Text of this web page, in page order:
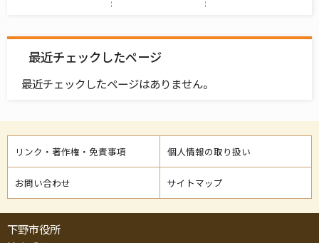
最近チェックしたページ
最近チェックしたページはありません。
リンク・著作権・免責事項 個人情報の取り扱い
お問い合わせ サイトマップ
下野市役所